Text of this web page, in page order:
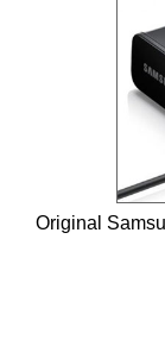
Original